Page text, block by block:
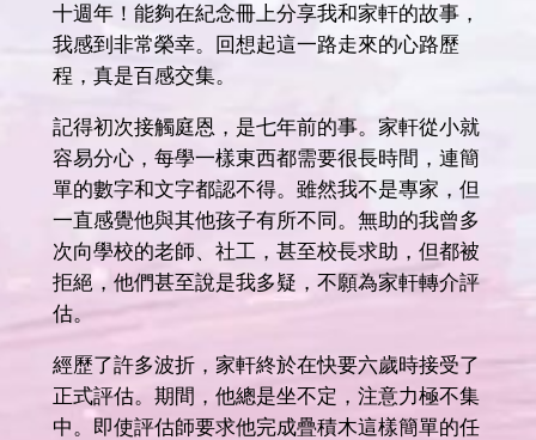
十週年！能夠在紀念冊上分享我和家軒的故事，
我感到非常榮幸。回想起這一路走來的心路歷
程，真是百感交集。
記得初次接觸庭恩，是七年前的事。家軒從小就
容易分心，每學一樣東西都需要很長時間，連簡
單的數字和文字都認不得。雖然我不是專家，但
一直感覺他與其他孩子有所不同。無助的我曾多
次向學校的老師、社工，甚至校長求助，但都被
拒絕，他們甚至說是我多疑，不願為家軒轉介評
估。
經歷了許多波折，家軒終於在快要六歲時接受了
正式評估。期間，他總是坐不定，注意力極不集
中。即使評估師要求他完成疊積木這樣簡單的任